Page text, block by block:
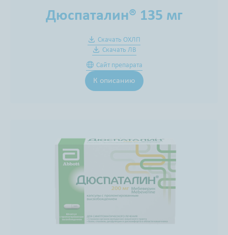
Дюспаталин® 135 мг
Скачать ОХЛП
Скачать ЛВ
Сайт препарата
К описанию